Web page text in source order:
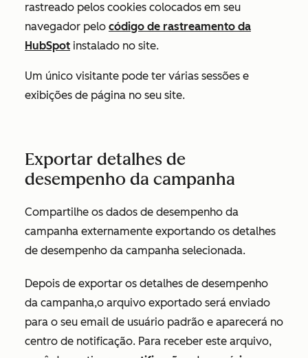
rastreado pelos cookies colocados em seu
navegador pelo código de rastreamento da
HubSpot instalado no site.
Um único visitante pode ter várias sessões e
exibições de página no seu site.
Exportar detalhes de
desempenho da campanha
Compartilhe os dados de desempenho da
campanha externamente exportando os detalhes
de desempenho da campanha selecionada.
Depois de exportar os detalhes de desempenho
da campanha,o arquivo exportado será enviado
para o seu email de usuário padrão e aparecerá no
centro de notificação. Para receber este arquivo,